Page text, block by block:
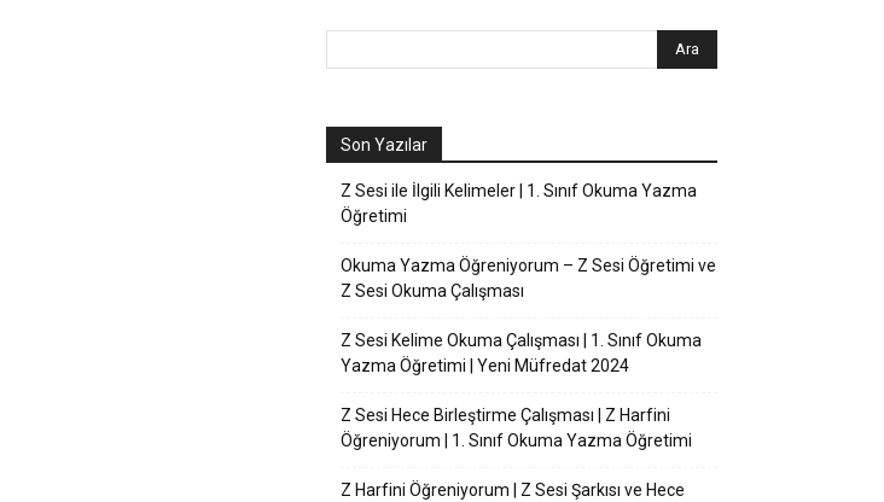
Son Yazılar
Z Sesi ile İlgili Kelimeler | 1. Sınıf Okuma Yazma
Öğretimi
Okuma Yazma Öğreniyorum – Z Sesi Öğretimi ve
Z Sesi Okuma Çalışması
Z Sesi Kelime Okuma Çalışması | 1. Sınıf Okuma
Yazma Öğretimi | Yeni Müfredat 2024
Z Sesi Hece Birleştirme Çalışması | Z Harfini
Öğreniyorum | 1. Sınıf Okuma Yazma Öğretimi
Z Harfini Öğreniyorum | Z Sesi Şarkısı ve Hece